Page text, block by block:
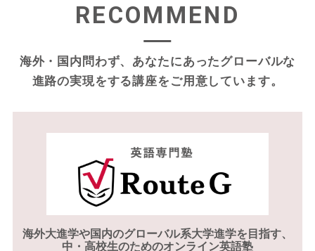
RECOMMEND
海外・国内問わず、あなたにあったグローバルな
進路の実現をする講座をご用意しています。
海外大進学や国内のグローバル系大学進学を目指す、
中・高校生のためのオンライン英語塾